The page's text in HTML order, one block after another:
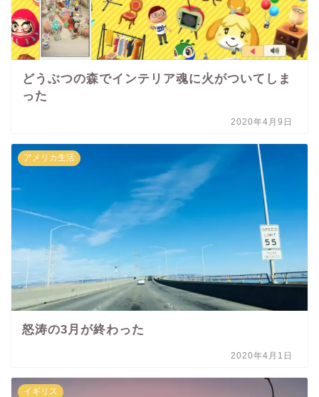
どうぶつの森でインテリア魂に火がついてしま
った
2020年4月9日
アメリカ生活
怒涛の3月が終わった
2020年4月1日
イギリス